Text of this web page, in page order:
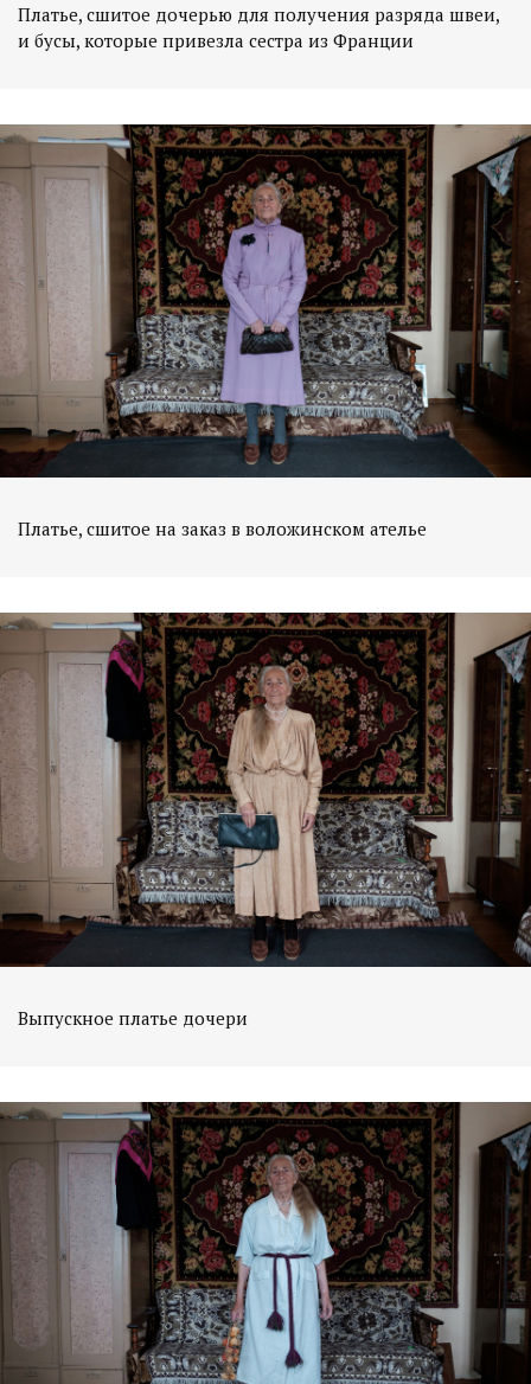
Платье, сшитое дочерью для получения разряда швеи,
Платье, сшитое на заказ в воложинском ателье